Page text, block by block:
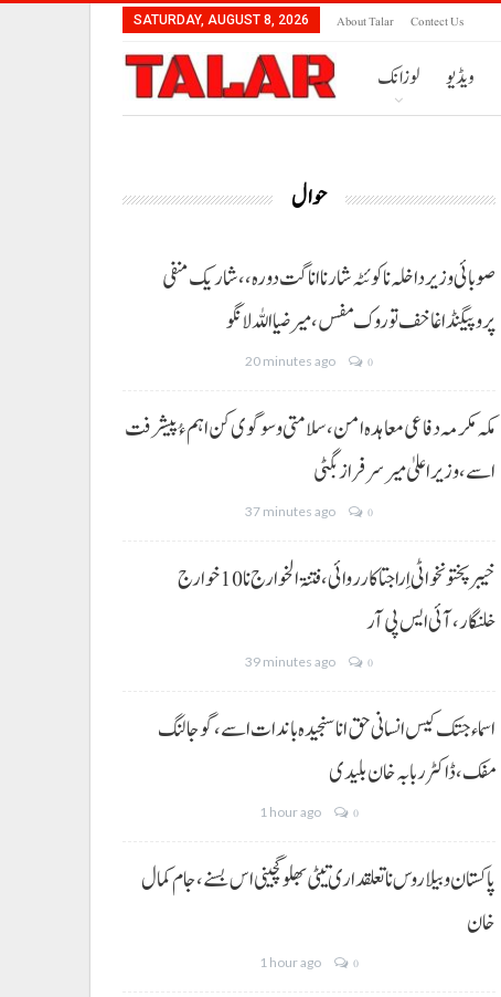
SATURDAY, AUGUST 8, 2026 About Talar Contect Us
لوزانک ویڈیو
حوال
صوبائی وزیر داخلہ نا کوئٹہ شار نا اناگت دورہ،، شاریک منفی
پروپیگنڈا غا خف توروک مفس، میر ضیا اللہ لانگو
20 minutes ago 0
مکہ مکرمہ دفاعی معاہدہ امن، سلامتی و سوگوی کن اہم ءُ پیشرفت
اسے،وزیراعلیٰ میر سرفراز بگٹی
37 minutes ago 0
خیبر پختونخوا ٹی اِرا جتا کارروائی، فتنۃ الخوارج نا 10خوارج
خلنگار،آئی ایس پی آر
39 minutes ago 0
اسماء جتک کیس انسانی حق انا سنجیدہ باندات اسے، گوجالنگ
مفک،ڈاکٹر ربابہ خان بلیدی
1 hour ago 0
پاکستان و بیلاروس نا تعلقداری تیٹی بھلو گچینی اس بسنے، جام کمال
خان
1 hour ago 0